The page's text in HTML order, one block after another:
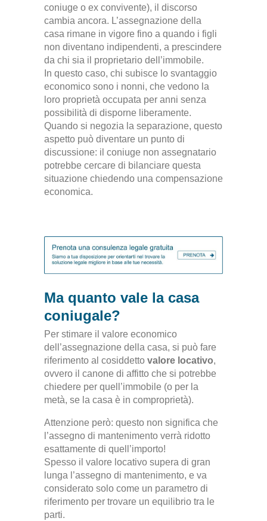
coniuge o ex convivente), il discorso
cambia ancora. L’assegnazione della
casa rimane in vigore fino a quando i figli
non diventano indipendenti, a prescindere
da chi sia il proprietario dell’immobile.
In questo caso, chi subisce lo svantaggio
economico sono i nonni, che vedono la
loro proprietà occupata per anni senza
possibilità di disporne liberamente.
Quando si negozia la separazione, questo
aspetto può diventare un punto di
discussione: il coniuge non assegnatario
potrebbe cercare di bilanciare questa
situazione chiedendo una compensazione
economica.
Ma quanto vale la casa
coniugale?
Per stimare il valore economico
dell’assegnazione della casa, si può fare
riferimento al cosiddetto valore locativo,
ovvero il canone di affitto che si potrebbe
chiedere per quell’immobile (o per la
metà, se la casa è in comproprietà).
Attenzione però: questo non significa che
l’assegno di mantenimento verrà ridotto
esattamente di quell’importo!
Spesso il valore locativo supera di gran
lunga l’assegno di mantenimento, e va
considerato solo come un parametro di
riferimento per trovare un equilibrio tra le
parti.